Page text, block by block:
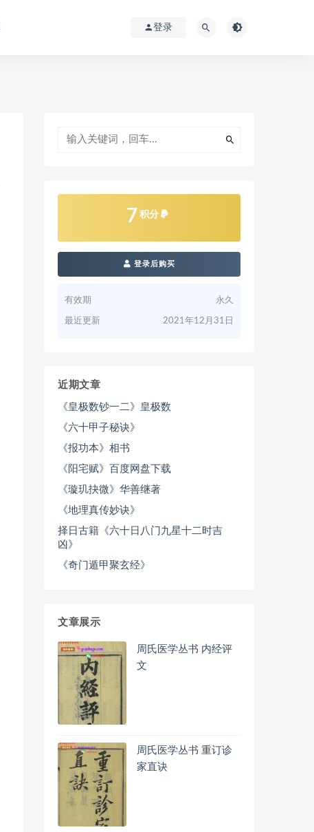
登录
7 积分
登录后购买
有效期 永久
最近更新 2021年12月31日
近期文章
《皇极数钞一二》皇极数
《六十甲子秘诀》
《报功本》相书
《阳宅赋》百度网盘下载
《璇玑抉微》华善继著
《地理真传妙诀》
择日古籍《六十日八门九星十二时吉
凶》
《奇门遁甲聚玄经》
文章展示
周氏医学丛书 内经评
文
周氏医学丛书 重订诊
家直诀